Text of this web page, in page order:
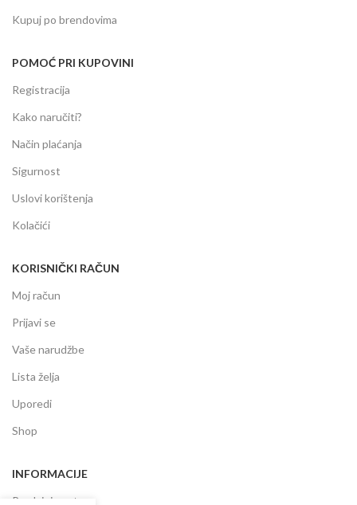
Kupuj po brendovima
POMOĆ PRI KUPOVINI
Registracija
Kako naručiti?
Način plaćanja
Sigurnost
Uslovi korištenja
Kolačići
KORISNIČKI RAČUN
Moj račun
Prijavi se
Vaše narudžbe
Lista želja
Uporedi
Shop
INFORMACIJE
Prodajni centar